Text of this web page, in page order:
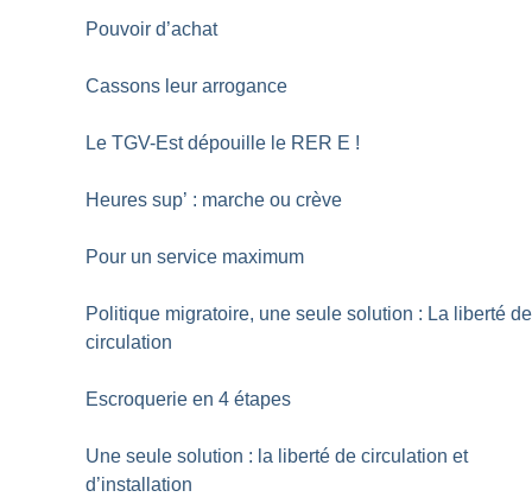
Pouvoir d’achat
Cassons leur arrogance
Le TGV-Est dépouille le RER E !
Heures sup’ : marche ou crève
Pour un service maximum
Politique migratoire, une seule solution : La liberté de
circulation
Escroquerie en 4 étapes
Une seule solution : la liberté de circulation et
d’installation